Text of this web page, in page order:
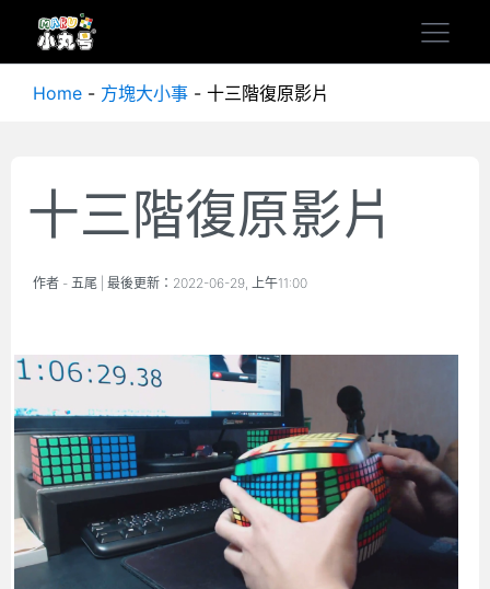
Home - 方塊大小事 - 十三階復原影片
十三階復原影片
作者 - 五尾 | 最後更新： 2022-06-29, 上午11:00